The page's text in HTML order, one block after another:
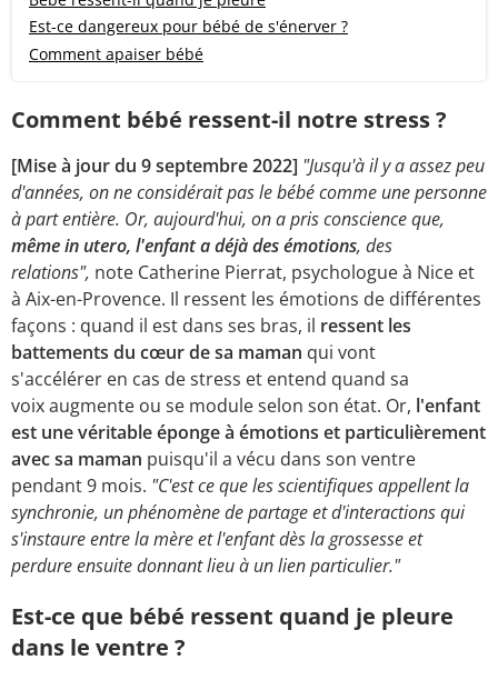
Est-ce dangereux pour bébé de s'énerver ?
Comment apaiser bébé
Comment bébé ressent-il notre stress ?
[Mise à jour du 9 septembre 2022] "Jusqu'à il y a assez peu
d'années, on ne considérait pas le bébé comme une personne
à part entière. Or, aujourd'hui, on a pris conscience que,
même in utero, l'enfant a déjà des émotions, des
relations", note Catherine Pierrat, psychologue à Nice et
à Aix-en-Provence. Il ressent les émotions de différentes
façons : quand il est dans ses bras, il ressent les
battements du cœur de sa maman qui vont
s'accélérer en cas de stress et entend quand sa
voix augmente ou se module selon son état. Or, l'enfant
est une véritable éponge à émotions et particulièrement
avec sa maman puisqu'il a vécu dans son ventre
pendant 9 mois. "C'est ce que les scientifiques appellent la
synchronie, un phénomène de partage et d'interactions qui
s'instaure entre la mère et l'enfant dès la grossesse et
perdure ensuite donnant lieu à un lien particulier."
Est-ce que bébé ressent quand je pleure
dans le ventre ?